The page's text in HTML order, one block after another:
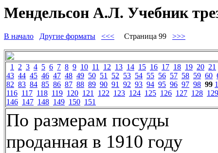
Мендельсон А.Л. Учебник
В начало Другие форматы <<< Страница 99 >>>
1 2 3 4 5 6 7 8 9 10 11 12 13 14 15 16 17 18 19 20 21
43 44 45 46 47 48 49 50 51 52 53 54 55 56 57 58 59 60
82 83 84 85 86 87 88 89 90 91 92 93 94 95 96 97 98 99
116 117 118 119 120 121 122 123 124 125 126 127 128 129
146 147 148 149 150 151
По размерам посуды
проданная в 1910 году